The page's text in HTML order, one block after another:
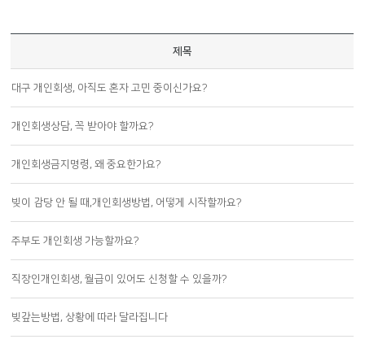
제목
대구 개인회생, 아직도 혼자 고민 중이신가요?
개인회생상담, 꼭 받아야 할까요?
개인회생금지명령, 왜 중요한가요?
빚이 감당 안 될 때,개인회생방법, 어떻게 시작할까요?
주부도 개인회생 가능할까요?
직장인개인회생, 월급이 있어도 신청할 수 있을까?
빚갚는방법, 상황에 따라 달라집니다